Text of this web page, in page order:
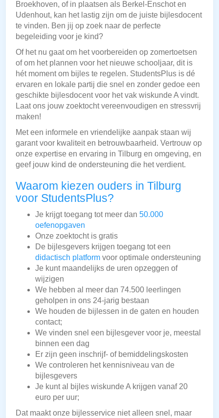
Broekhoven, of in plaatsen als Berkel-Enschot en
Udenhout, kan het lastig zijn om de juiste bijlesdocent
te vinden. Ben jij op zoek naar de perfecte
begeleiding voor je kind?
Of het nu gaat om het voorbereiden op zomertoetsen
of om het plannen voor het nieuwe schooljaar, dit is
hét moment om bijles te regelen. StudentsPlus is dé
ervaren en lokale partij die snel en zonder gedoe een
geschikte bijlesdocent voor het vak wiskunde A vindt.
Laat ons jouw zoektocht vereenvoudigen en stressvrij
maken!
Met een informele en vriendelijke aanpak staan wij
garant voor kwaliteit en betrouwbaarheid. Vertrouw op
onze expertise en ervaring in Tilburg en omgeving, en
geef jouw kind de ondersteuning die het verdient.
Waarom kiezen ouders in Tilburg
voor StudentsPlus?
Je krijgt toegang tot meer dan 50.000
oefenopgaven
Onze zoektocht is gratis
De bijlesgevers krijgen toegang tot een
didactisch platform voor optimale ondersteuning
Je kunt maandelijks de uren opzeggen of
wijzigen
We hebben al meer dan 74.500 leerlingen
geholpen in ons 24-jarig bestaan
We houden de bijlessen in de gaten en houden
contact;
We vinden snel een bijlesgever voor je, meestal
binnen een dag
Er zijn geen inschrijf- of bemiddelingskosten
We controleren het kennisniveau van de
bijlesgevers
Je kunt al bijles wiskunde A krijgen vanaf 20
euro per uur;
Dat maakt onze bijlesservice niet alleen snel, maar